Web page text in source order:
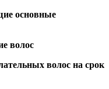
основные
волос
волос на срок